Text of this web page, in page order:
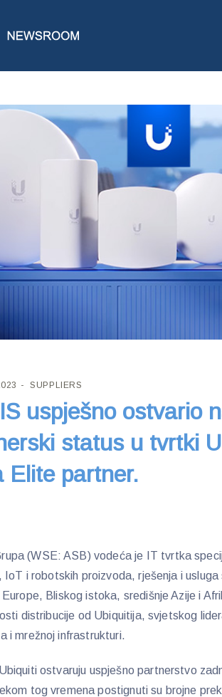
> ASBIS USPJEŠNO OSTVARIO NAJVIŠI
SUPPLIERS
uspješno ostvario
status u tvrtki
Elite partner.
(WSE: ASB) vodeća je IT tvrtka
IoT i robotskih proizvoda, rješenja i
Bliskog istoka, središnje Azije i
distribucije od Ubiquitija, svjetskog
i mrežnoj infrastrukturi.
ostvaruju uspješno partnerstvo
tog vremena postignuti su brojne